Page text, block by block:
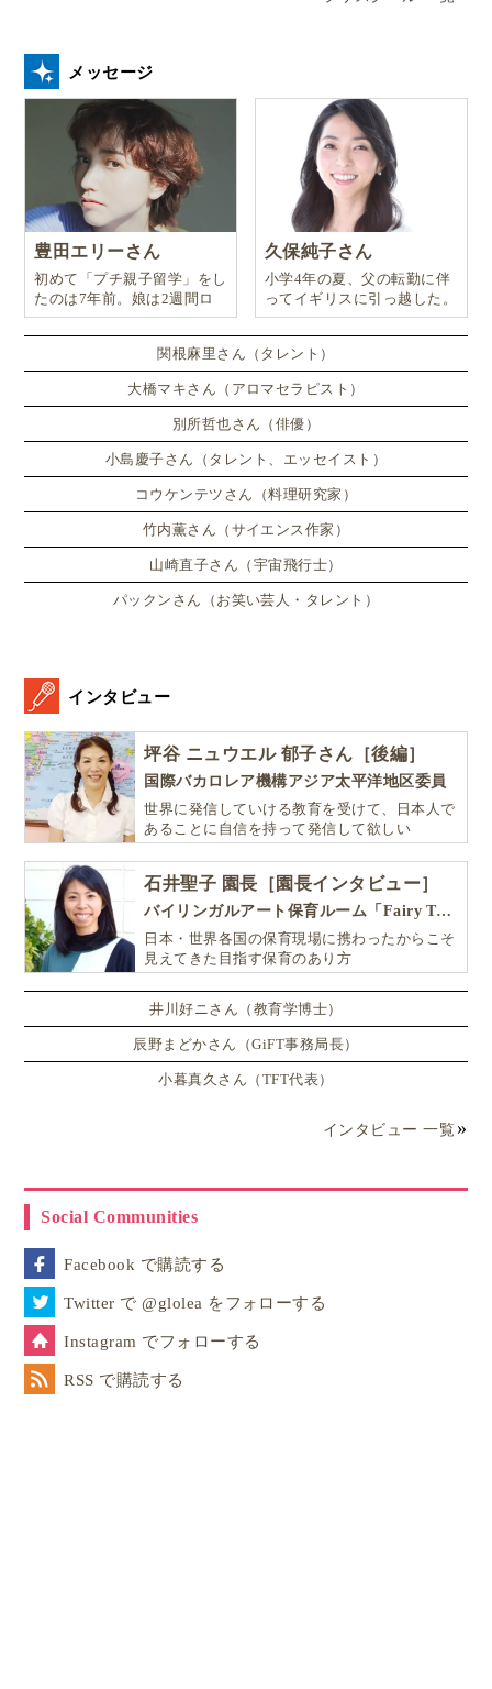
メッセージ
豊田エリーさん
初めて「プチ親子留学」をし
たのは7年前。娘は2週間ロ
ンドンのサマースクールに通
い、英語劇に挑戦したり、
久保純子さん
小学4年の夏、父の転勤に伴
ってイギリスに引っ越した。
関根麻里さん（タレント）
大橋マキさん（アロマセラピスト）
別所哲也さん（俳優）
小島慶子さん（タレント、エッセイスト）
コウケンテツさん（料理研究家）
竹内薫さん（サイエンス作家）
山崎直子さん（宇宙飛行士）
パックンさん（お笑い芸人・タレント）
インタビュー
坪谷 ニュウエル 郁子さん［後編］
国際バカロレア機構アジア太平洋地区委員
世界に発信していける教育を受けて、日本人で
あることに自信を持って発信して欲しい
石井聖子 園長［園長インタビュー］
バイリンガルアート保育ルーム「Fairy Tale（フェアリーテイル）」
日本・世界各国の保育現場に携わったからこそ
見えてきた目指す保育のあり方
井川好ニさん（教育学博士）
辰野まどかさん（GiFT事務局長）
小暮真久さん（TFT代表）
インタビュー 一覧
Social Communities
Facebook で購読する
Twitter で @glolea をフォローする
Instagram でフォローする
RSS で購読する